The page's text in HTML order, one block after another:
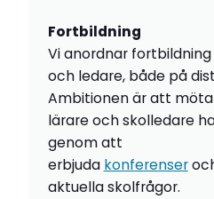
Fortbildning
Vi anordnar
och ledare, både på
Ambitionen är att
lärare och skolledare
genom att
erbjuda konferenser
aktuella skolfrågor.